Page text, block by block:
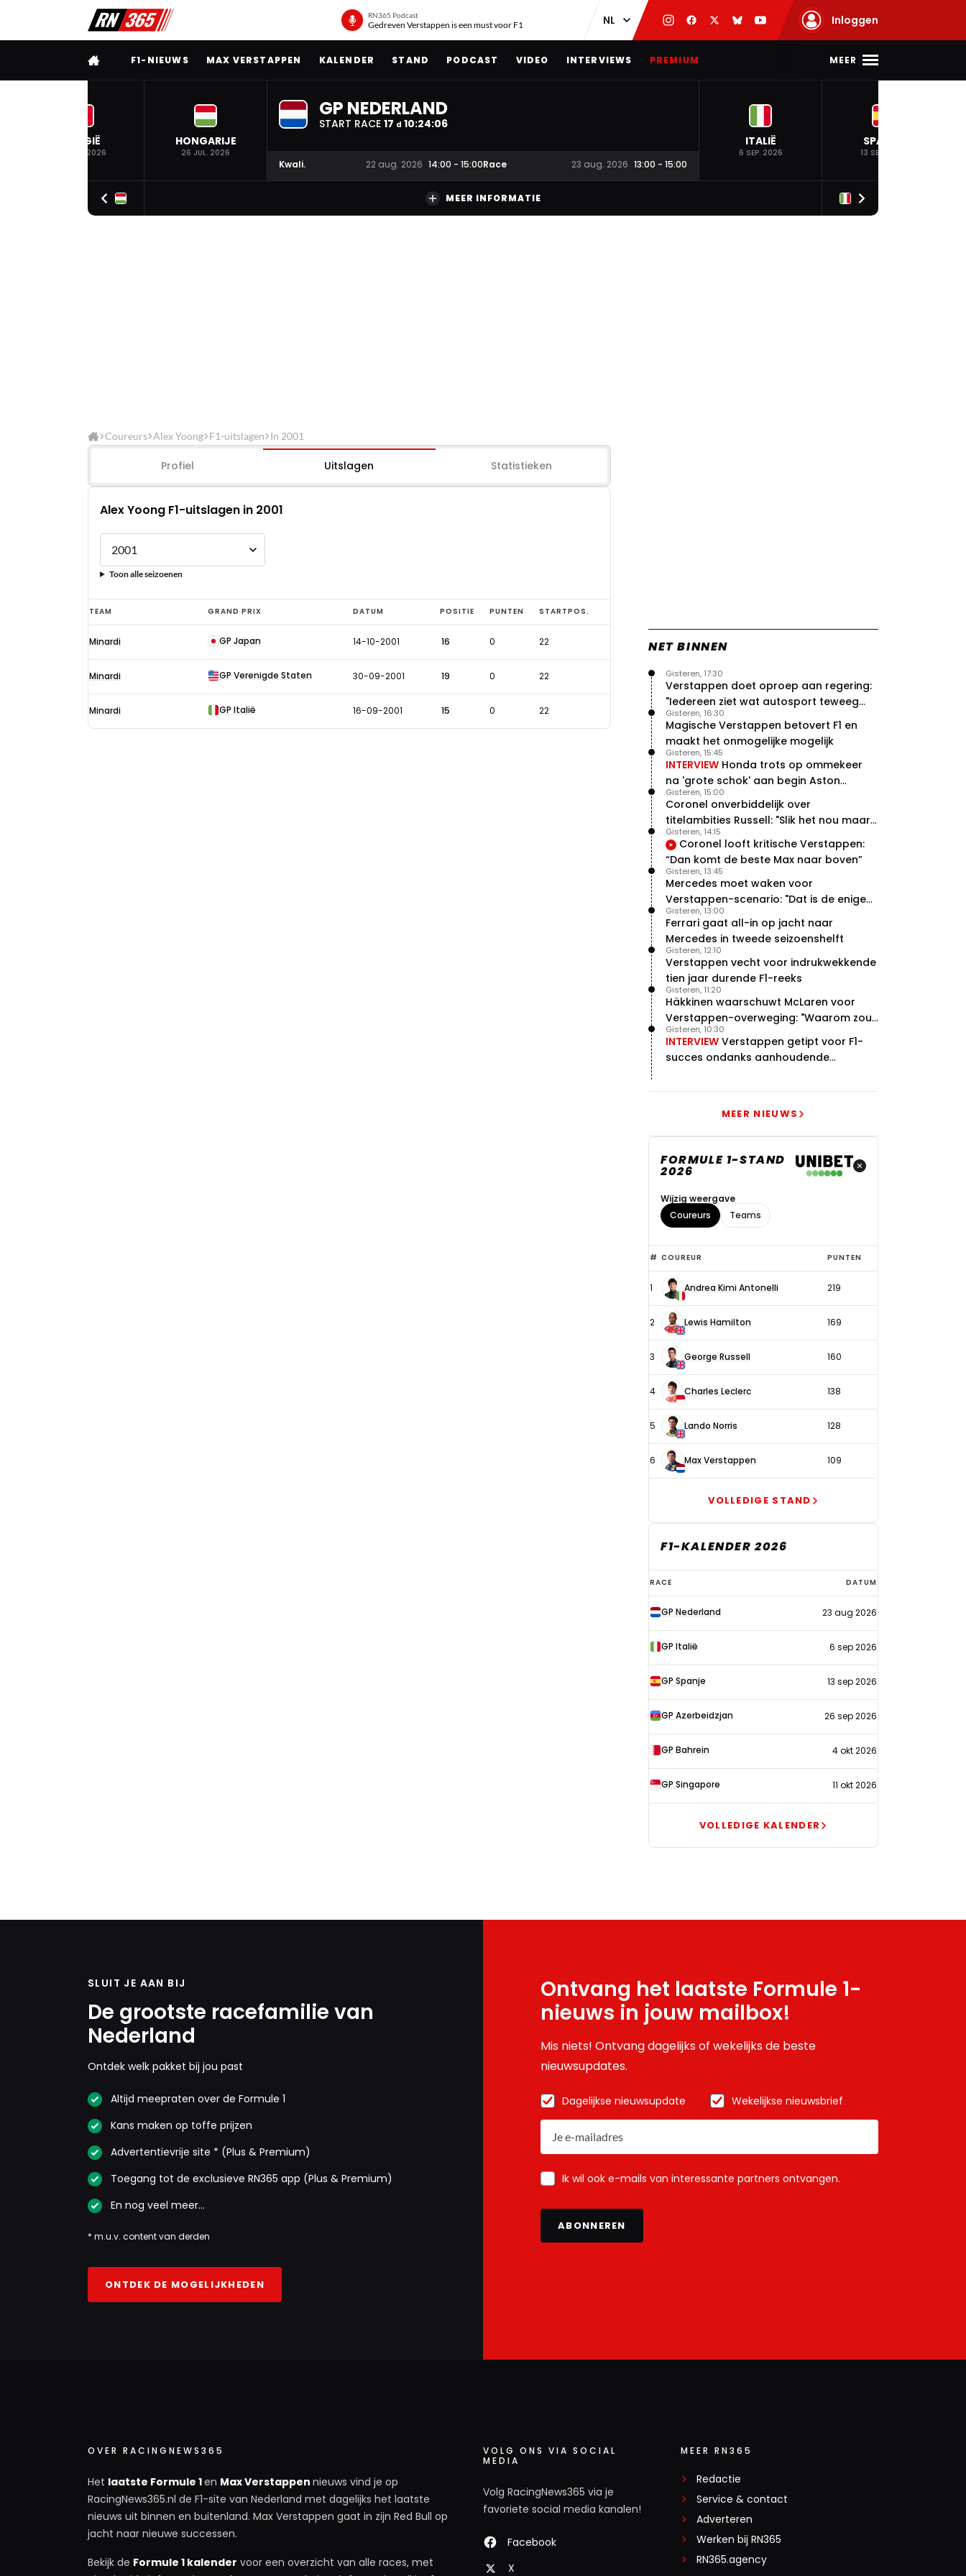
RN365 Podcast
Gedreven Verstappen is een must voor F1 Inloggen
VOLLEDIG MENU
F1-NIEUWS MAX VERSTAPPEN KALENDER STAND PODCAST VIDEO INTERVIEWS PREMIUM MEER
BELGIË
19 JUL. 2026
HONGARIJE
26 JUL. 2026
GP NEDERLAND
START RACE 17 d 10:24:06
Kwali. 22 aug. 2026 14:00 - 15:00Race 23 aug. 2026 13:00 - 15:00
ITALIË
6 SEP. 2026
SPANJE
13 SEP. 2026
MEER INFORMATIE
Coureurs Alex Yoong F1-uitslagen In 2001
Profiel Uitslagen Statistieken
Alex Yoong F1-uitslagen in 2001
Toon alle seizoenen
Alex
Yoong
F1-
uitslagen
2001
TEAM GRAND PRIX DATUM POSITIE PUNTEN STARTPOS.
Minardi GP Japan 14-10-2001 16 0 22
Minardi GP Verenigde Staten 30-09-2001 19 0 22
Minardi GP Italië 16-09-2001 15 0 22
NET BINNEN
Verstappen doet oproep aan regering:
"Iedereen ziet wat autosport teweeg
brengt"
Gisteren, 17:30
Magische Verstappen betovert F1 en
maakt het onmogelijke mogelijk
Gisteren, 16:30
INTERVIEW Honda trots op ommekeer
na 'grote schok' aan begin Aston
Martin-avontuur
Gisteren, 15:45
Coronel onverbiddelijk over
titelambities Russell: "Slik het nou maar
gewoon"
Gisteren, 15:00
Coronel looft kritische Verstappen:
“Dan komt de beste Max naar boven”
Gisteren, 14:15
Mercedes moet waken voor
Verstappen-scenario: "Dat is de enige
manier"
Gisteren, 13:45
Ferrari gaat all-in op jacht naar
Mercedes in tweede seizoenshelft
Gisteren, 13:00
Verstappen vecht voor indrukwekkende
tien jaar durende F1-reeks
Gisteren, 12:10
Häkkinen waarschuwt McLaren voor
Verstappen-overweging: "Waarom zou
je?"
Gisteren, 11:20
INTERVIEW Verstappen getipt voor F1-
succes ondanks aanhoudende
Gisteren, 10:30
MEER NIEUWS
FORMULE 1-STAND
2026
Wijzig weergave
Coureurs
Teams
Top
6
coureurs
# COUREUR PUNTEN
1 Andrea Kimi Antonelli 219
2 Lewis Hamilton 169
3 George Russell 160
4 Charles Leclerc 138
5 Lando Norris 128
6 Max Verstappen 109
VOLLEDIGE STAND
F1-KALENDER 2026
F1-
kalender
2026
RACE DATUM
GP Nederland 23 aug 2026
GP Italië 6 sep 2026
GP Spanje 13 sep 2026
GP Azerbeidzjan 26 sep 2026
GP Bahrein 4 okt 2026
GP Singapore 11 okt 2026
VOLLEDIGE KALENDER
SLUIT JE AAN BIJ
De grootste racefamilie van
Nederland
Ontdek welk pakket bij jou past
Altijd meepraten over de Formule 1
Kans maken op toffe prijzen
Advertentievrije site * (Plus & Premium)
Toegang tot de exclusieve RN365 app (Plus & Premium)
En nog veel meer…
* m.u.v. content van derden
ONTDEK DE MOGELIJKHEDEN
Ontvang het laatste Formule 1-
nieuws in jouw mailbox!
Mis niets! Ontvang dagelijks of wekelijks de beste
nieuwsupdates.
Dagelijkse nieuwsupdate Wekelijkse nieuwsbrief
Ik wil ook e-mails van interessante partners ontvangen.
ABONNEREN
OVER RACINGNEWS365
Het laatste Formule 1en Max Verstappen nieuws vind je op
RacingNews365.nl de F1-site van Nederland met dagelijks het laatste
nieuws uit binnen en buitenland. Max Verstappen gaat in zijn Red Bull op
jacht naar nieuwe successen.
Bekijk de Formule 1 kalender voor een overzicht van alle races, met
VOLG ONS VIA SOCIAL
MEDIA
Volg RacingNews365 via je
favoriete social media kanalen!
Facebook
X
MEER RN365
Redactie
Service & contact
Adverteren
Werken bij RN365
RN365.agency